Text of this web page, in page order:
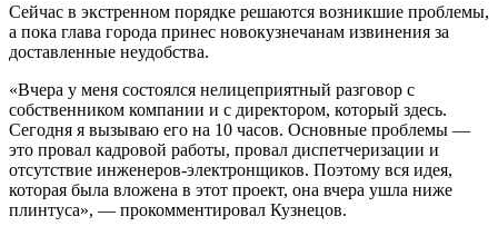
Сейчас в экстренном порядке решаются возникшие проблемы,
а пока глава города принес новокузнечанам извинения за
доставленные неудобства.
«Вчера у меня состоялся нелицеприятный разговор с
собственником компании и с директором, который здесь.
Сегодня я вызываю его на 10 часов. Основные проблемы —
это провал кадровой работы, провал диспетчеризации и
отсутствие инженеров-электронщиков. Поэтому вся идея,
которая была вложена в этот проект, она вчера ушла ниже
плинтуса», — прокомментировал Кузнецов.